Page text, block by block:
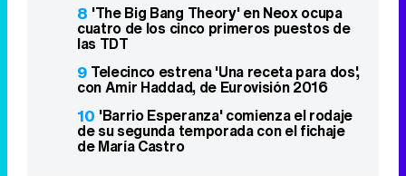
8 'The Big Bang Theory' en Neox ocupa
cuatro de los cinco primeros puestos de
las TDT
9 Telecinco estrena 'Una receta para dos',
con Amir Haddad, de Eurovisión 2016
10 'Barrio Esperanza' comienza el rodaje
de su segunda temporada con el fichaje
de María Castro